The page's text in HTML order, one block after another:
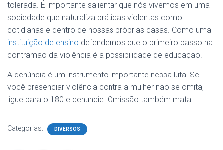
tolerada. É importante salientar que nós vivemos em uma
sociedade que naturaliza práticas violentas como
cotidianas e dentro de nossas próprias casas. Como uma
instituição de ensino defendemos que o primeiro passo na
contramão da violência é a possibilidade de educação.
A denúncia é um instrumento importante nessa luta! Se
você presenciar violência contra a mulher não se omita,
ligue para o 180 e denuncie. Omissão também mata.
Categorias: DIVERSOS